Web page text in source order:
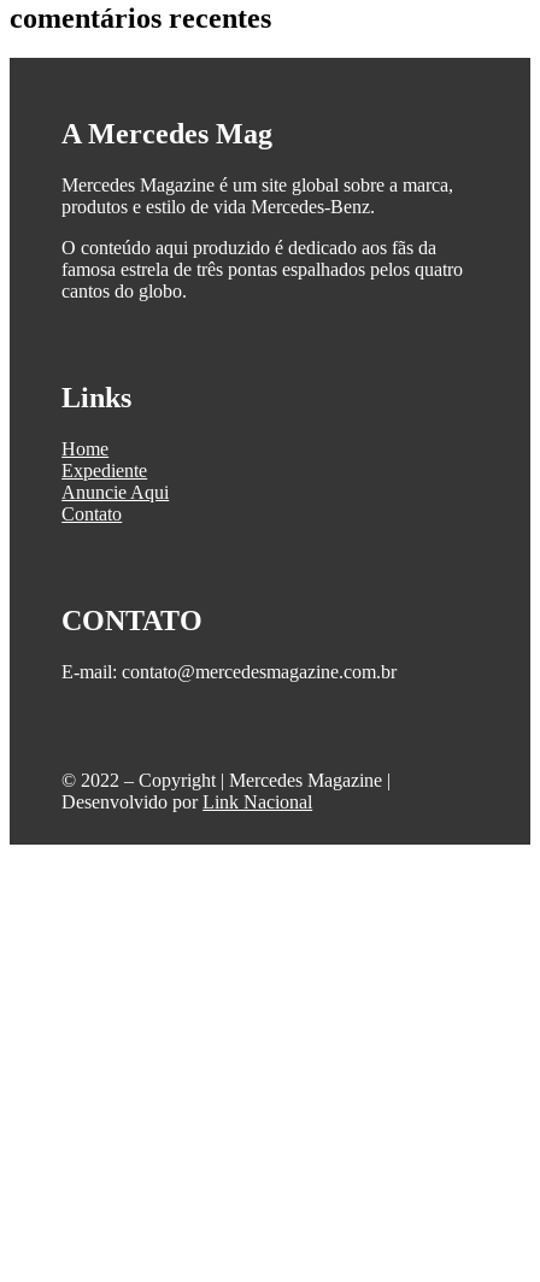
comentários recentes
A Mercedes Mag
Mercedes Magazine é um site global sobre a marca,
produtos e estilo de vida Mercedes-Benz.
O conteúdo aqui produzido é dedicado aos fãs da
famosa estrela de três pontas espalhados pelos quatro
cantos do globo.
Links
Home
Expediente
Anuncie Aqui
Contato
CONTATO
E-mail: contato@mercedesmagazine.com.br
©️ 2022 – Copyright | Mercedes Magazine |
Desenvolvido porLink Nacional